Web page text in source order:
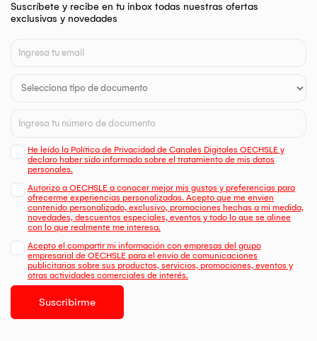
Suscríbete y recibe en tu inbox todas nuestras ofertas
exclusivas y novedades
He leído la Política de Privacidad de Canales Digitales OECHSLE y
declaro haber sido informado sobre el tratamiento de mis datos
personales.
Autorizo a OECHSLE a conocer mejor mis gustos y preferencias para
ofrecerme experiencias personalizadas. Acepto que me envien
contenido personalizado, exclusivo, promociones hechas a mi medida,
novedades, descuentos especiales, eventos y todo lo que se alinee
con lo que realmente me interesa.
Acepto el compartir mi información con empresas del grupo
empresarial de OECHSLE para el envío de comunicaciones
publicitarias sobre sus productos, servicios, promociones, eventos y
otras actividades comerciales de interés.
Suscribirme